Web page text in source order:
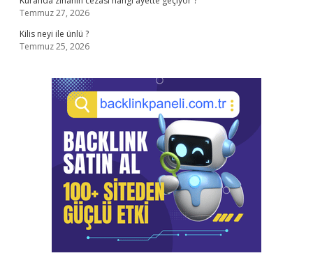
Temmuz 27, 2026
Kilis neyi ile ünlü ?
Temmuz 25, 2026